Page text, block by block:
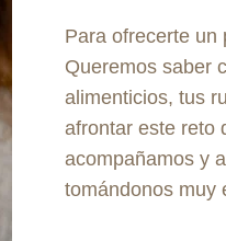
Para ofrecerte un
Queremos saber
alimenticios, tus
afrontar este reto
acompañamos y
tomándonos muy